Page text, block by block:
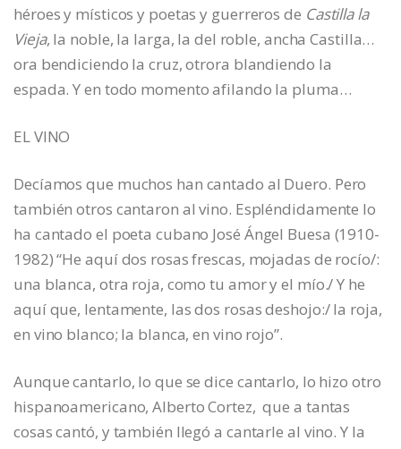
héroes y místicos y poetas y guerreros de Castilla la
Vieja, la noble, la larga, la del roble, ancha Castilla…
ora bendiciendo la cruz, otrora blandiendo la
espada. Y en todo momento afilando la pluma…
EL VINO
Decíamos que muchos han cantado al Duero. Pero
también otros cantaron al vino. Espléndidamente lo
ha cantado el poeta cubano José Ángel Buesa (1910-
1982) “He aquí dos rosas frescas, mojadas de rocío/:
una blanca, otra roja, como tu amor y el mío./ Y he
aquí que, lentamente, las dos rosas deshojo:/ la roja,
en vino blanco; la blanca, en vino rojo”.
Aunque cantarlo, lo que se dice cantarlo, lo hizo otro
hispanoamericano, Alberto Cortez, que a tantas
cosas cantó, y también llegó a cantarle al vino. Y la